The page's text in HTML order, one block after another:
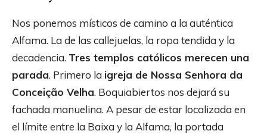
Nos ponemos místicos de camino a la auténtica
Alfama. La de las callejuelas, la ropa tendida y la
decadencia. Tres templos católicos merecen una
parada. Primero la igreja de Nossa Senhora da
Conceição Velha. Boquiabiertos nos dejará su
fachada manuelina. A pesar de estar localizada en
el límite entre la Baixa y la Alfama, la portada